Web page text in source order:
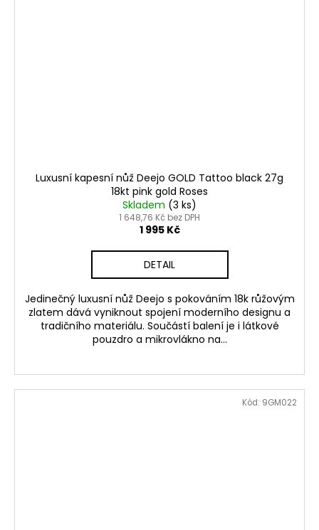
Luxusní kapesní nůž Deejo GOLD Tattoo black 27g
18kt pink gold Roses
Skladem (3 ks)
1 648,76 Kč bez DPH
1 995 Kč
DETAIL
Jedinečný luxusní nůž Deejo s pokováním 18k růžovým
zlatem dává vyniknout spojení moderního designu a
tradičního materiálu. Součástí balení je i látkové
pouzdro a mikrovlákno na...
Kód: 9GM022